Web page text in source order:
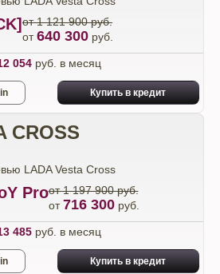
от 1 121 900 руб.
от640 300 руб.
054руб. в месяц
Купить в кредит
CROSS
Proот 1 197 900 руб.
от716 300руб.
485руб. в месяц
Купить в кредит